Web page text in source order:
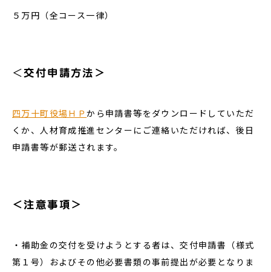
５万円（全コース一律）
＜交付申請方法＞
四万十町役場ＨＰから申請書等をダウンロードしていただ
くか、人材育成推進センターにご連絡いただければ、後日
申請書等が郵送されます。
＜注意事項＞
・補助金の交付を受けようとする者は、交付申請書（様式
第１号）およびその他必要書類の事前提出が必要となりま